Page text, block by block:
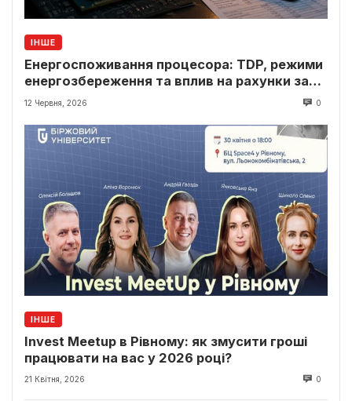
ІНШЕ
Енергоспоживання процесора: TDP, режими
енергозбереження та вплив на рахунки за
світло
12 Червня, 2026 0
ІНШЕ
Invest Meetup в Рівному: як змусити гроші
працювати на вас у 2026 році?
21 Квітня, 2026 0